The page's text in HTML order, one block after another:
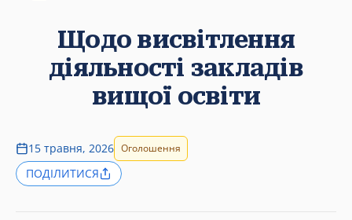
Щодо висвітлення
діяльності закладів
вищої освіти
15 травня, 2026 Оголошення
ПОДІЛИТИСЯ